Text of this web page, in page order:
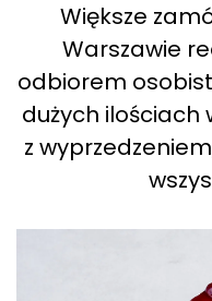
Większe
Warszawie
odbiorem
dużych
z